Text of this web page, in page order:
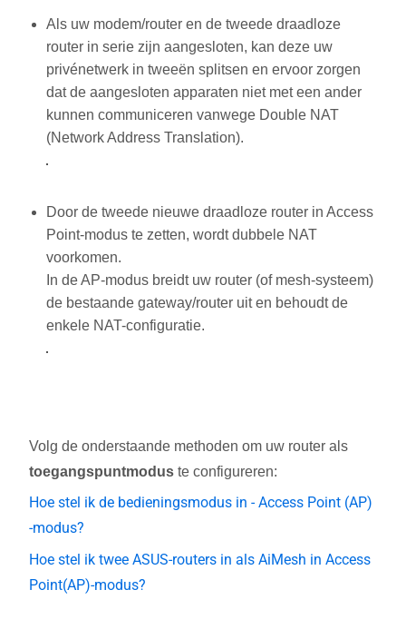
Als uw modem/router en de tweede draadloze
router in serie zijn aangesloten, kan deze uw
privénetwerk in tweeën splitsen en ervoor zorgen
dat de aangesloten apparaten niet met een ander
kunnen communiceren vanwege Double NAT
(Network Address Translation).
Door de tweede nieuwe draadloze router in Access
Point-modus te zetten, wordt dubbele NAT
voorkomen.
In de AP-modus breidt uw router (of mesh-systeem)
de bestaande gateway/router uit en behoudt de
enkele NAT-configuratie.
Volg de onderstaande methoden om uw router als
toegangspuntmodus te configureren:
Hoe stel ik de bedieningsmodus in - Access Point (AP)
-modus?
Hoe stel ik twee ASUS-routers in als AiMesh in Access
Point(AP)-modus?